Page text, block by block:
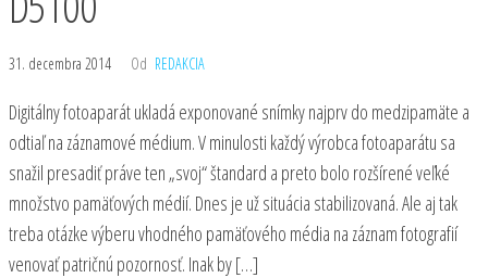
31. decembra 2014 Od REDAKCIA
Digitálny fotoaparát ukladá exponované snímky najprv do medzipamäte a
odtiaľ na záznamové médium. V minulosti každý výrobca fotoaparátu sa
snažil presadiť práve ten „svoj“ štandard a preto bolo rozšírené veľké
množstvo pamäťových médií. Dnes je už situácia stabilizovaná. Ale aj tak
treba otázke výberu vhodného pamäťového média na záznam fotografií
venovať patričnú pozornosť. Inak by […]